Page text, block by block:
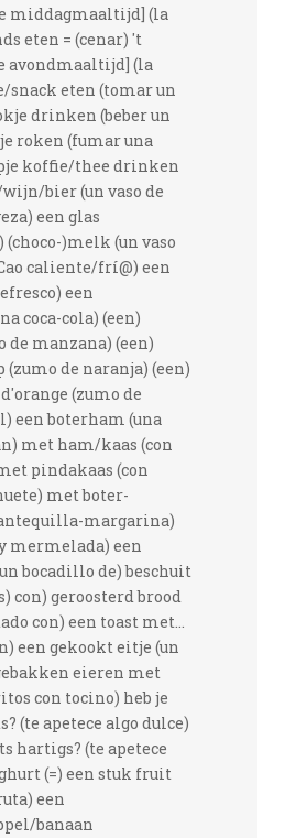
middagmaaltijd] (la
eten = (cenar) 't
avondmaaltijd] (la
snack eten (tomar un
drinken (beber un
roken (fumar una
koffie/thee drinken
bier (un vaso de
een glas
)melk (un vaso
caliente/frí@) een
een
coca-cola) (een)
de manzana) (een)
(zumo de naranja) (een)
(zumo de
een boterham (una
met ham/kaas (con
pindakaas (con
met boter-
margarina)
mermelada) een
bocadillo de) beschuit
con) geroosterd brood
con) een toast met...
een gekookt eitje (un
eieren met
con tocino) heb je
(te apetece algo dulce)
hartigs? (te apetece
(=) een stuk fruit
een
banaan